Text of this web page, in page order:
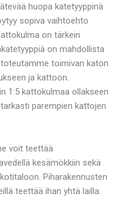
huopa katetyyppinä
sopiva vaihtoehto
on tärkein
on mahdollista
toimivan katon
ja kattoon.
1:5 kattokulmaa ollakseen
parempien kattojen
voit teettää
kesämökkiin sekä
Piharakennusten
teettää ihan yhtä lailla.